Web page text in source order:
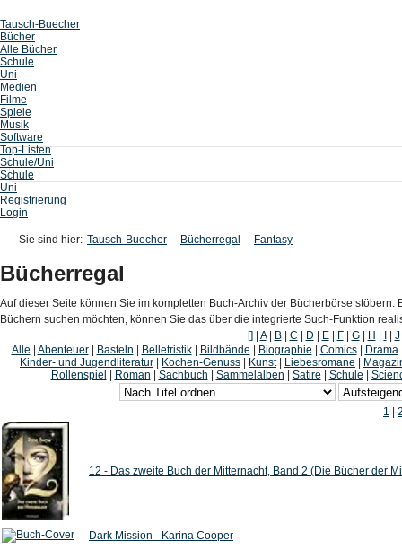
Tausch-Buecher
Bücher
Alle Bücher
Schule
Uni
Medien
Filme
Spiele
Musik
Software
Top-Listen
Schule/Uni
Schule
Uni
Registrierung
Login
Sie sind hier: Tausch-Buecher Bücherregal Fantasy
Bücherregal
Auf dieser Seite können Sie im kompletten Buch-Archiv der Bücherbörse
Büchern suchen möchten, können Sie das über die integrierte Such-Funktion
[]
A| B| C D E| F| G| H J
Alle
Abenteuer| Basteln Belletristik| Bildbände Biographie Comics| Drama
Kinder- und Jugendliteratur
Kochen-Genuss Kunst| Liebesromane
Rollenspiel
Roman Sachbuch Sammelalben Satire Schule
1
12 - Das zweite Buch der Mitternacht, Band 2 (Die Bücher der
Dark Mission - Karina Cooper